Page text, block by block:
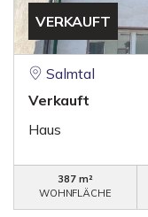
VERKAUFT
Salmtal
Verkauft
Haus
387 m²
WOHNFLÄCHE